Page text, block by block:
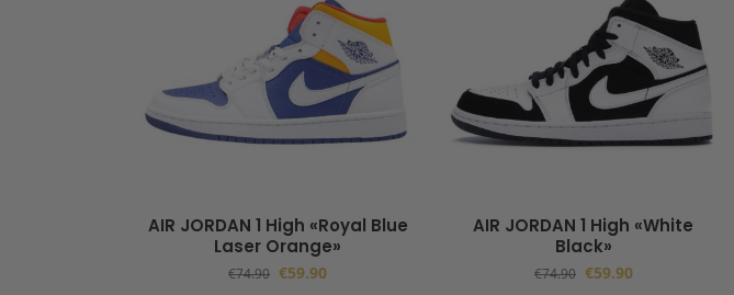
AIR JORDAN 1 High «Royal Blue
Laser Orange»
€74.90 €59.90
AIR JORDAN 1 High «White
Black»
€74.90 €59.90